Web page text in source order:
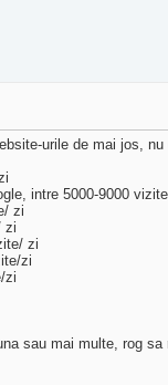
urile de mai jos,
intre 5000-9000
zi
zi
zi
zi
zi
sau mai multe, rog